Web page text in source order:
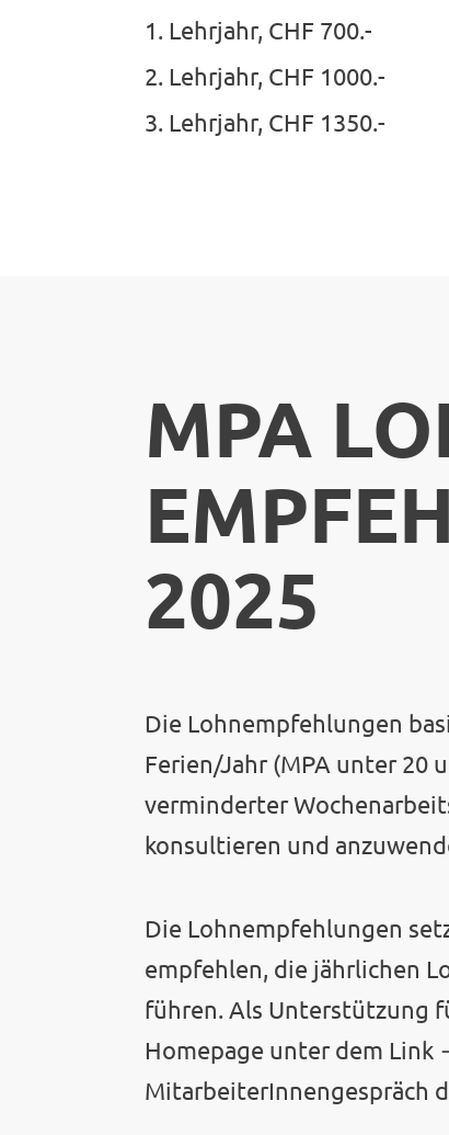
Lehrjahr, CHF 700.-
Lehrjahr, CHF 1000.-
Lehrjahr, CHF 1350.-
MPA
2025
Die Lohnempfehlungen
Ferien/Jahr (MPA unter 20
verminderter
konsultieren und
Die Lohnempfehlungen
empfehlen, die jährlichen
führen. Als Unterstützung
Homepage unter dem
MitarbeiterInnengespräch